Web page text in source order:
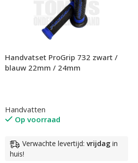
Handvatset ProGrip 732 zwart /
blauw 22mm / 24mm
Handvatten
Op voorraad
Verwachte levertijd: vrijdag in
huis!